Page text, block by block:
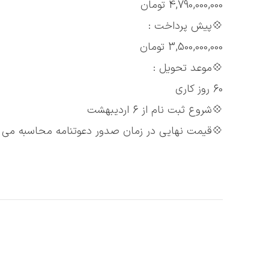
4,790,000,000 تومان
💠پیش پرداخت :
3,500,000,000 تومان
💠موعد تحویل :
60 روز کاری
💠شروع ثبت نام از 6 اردیبهشت
💠قیمت نهایی در زمان صدور دعوتنامه محاسبه